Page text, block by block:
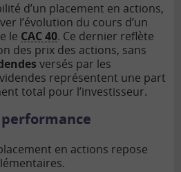
d’un placement en actions,
l’évolution du cours d’un
le CAC 40. Ce dernier reflète
des prix des actions, sans
versés par les
représentent une part
total pour l’investisseur.
en actions repose